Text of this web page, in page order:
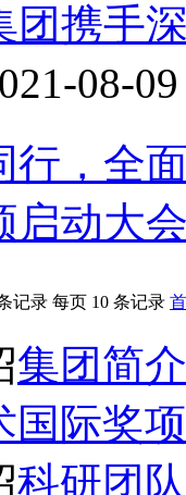
团携手
08-09
行，全
启动大
记录 每页 10 条记录
集团简介
国际奖项
科研团队